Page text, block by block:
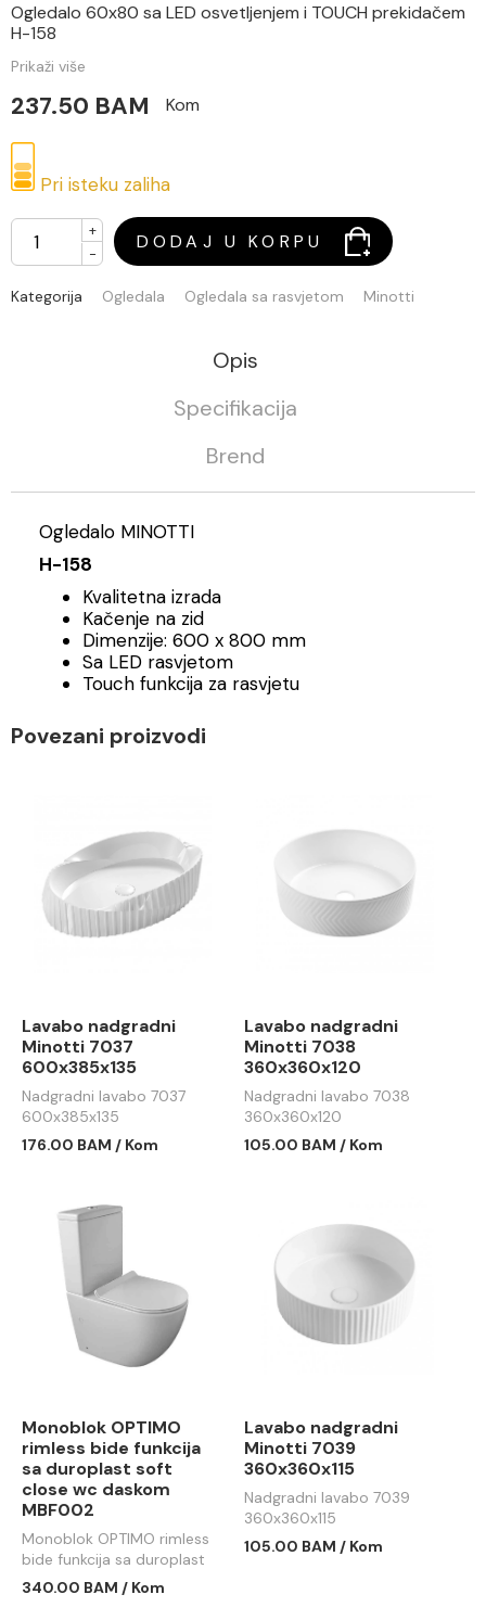
Ogledalo 60x80 sa LED osvetljenjem i TOUCH prekidačem
H-158
Prikaži više
237.50 BAM Kom
Pri isteku zaliha
+
-
DODAJ U KORPU
Kategorija Ogledala Ogledala sa rasvjetom Minotti
Opis
Specifikacija
Brend
Ogledalo MINOTTI
H-158
Kvalitetna izrada
Kačenje na zid
Dimenzije: 600 x 800 mm
Sa LED rasvjetom
Touch funkcija za rasvjetu
Povezani proizvodi
Lavabo nadgradni
Minotti 7037
600x385x135
Nadgradni lavabo 7037
600x385x135
176.00 BAM / Kom
Lavabo nadgradni
Minotti 7038
360x360x120
Nadgradni lavabo 7038
360x360x120
105.00 BAM / Kom
Monoblok OPTIMO
rimless bide funkcija
sa duroplast soft
close wc daskom
MBF002
Monoblok OPTIMO rimless
bide funkcija sa duroplast
soft close wc daskom
340.00 BAM / Kom
Lavabo nadgradni
Minotti 7039
360x360x115
Nadgradni lavabo 7039
360x360x115
105.00 BAM / Kom